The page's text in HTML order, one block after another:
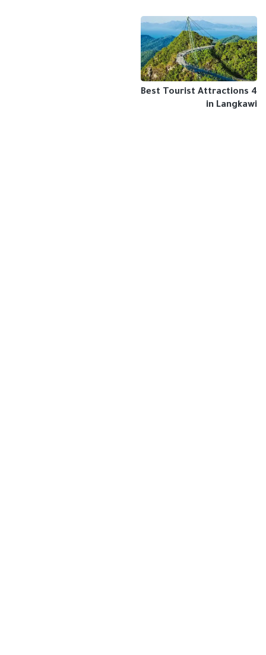
4 Best Tourist Attractions
in Langkawi